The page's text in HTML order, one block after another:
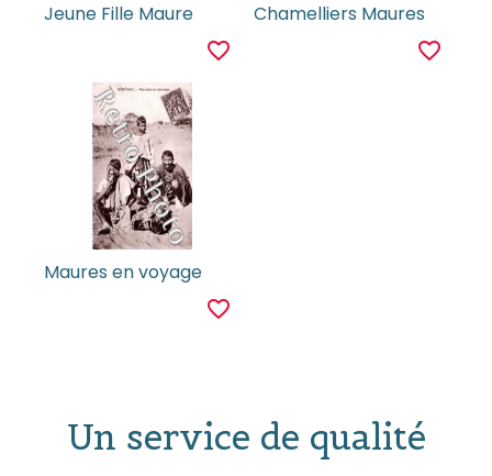
Jeune Fille Maure
favorite_border
Chamelliers Maures
favorite_border
Maures en voyage
favorite_border
Un service de qualité